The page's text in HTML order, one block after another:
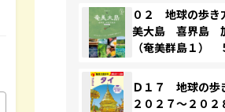
０２ 地球の歩
美大島 喜界島
（奄美群島１）
Ｄ１７ 地球の
２０２７～２０２